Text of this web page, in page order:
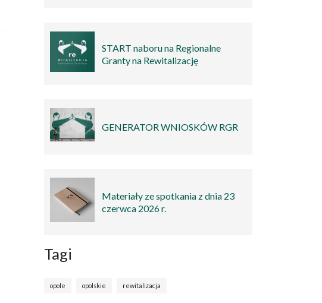
START naboru na Regionalne
Granty na Rewitalizację
GENERATOR WNIOSKÓW RGR
Materiały ze spotkania z dnia 23
czerwca 2026 r.
Tagi
opole opolskie rewitalizacja